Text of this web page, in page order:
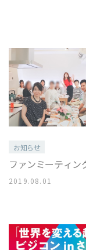
お知らせ
ファンミーティン
2019.08.01